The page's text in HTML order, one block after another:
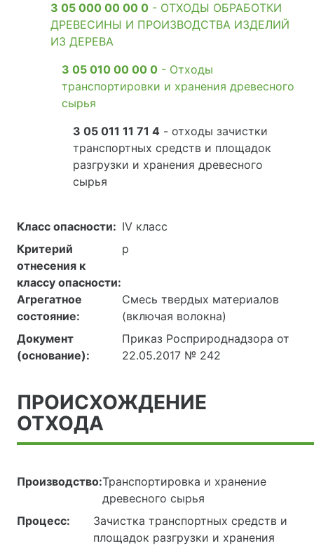
3 05 000 00 00 0 - ОТХОДЫ ОБРАБОТКИ
ДРЕВЕСИНЫ И ПРОИЗВОДСТВА ИЗДЕЛИЙ
ИЗ ДЕРЕВА
3 05 010 00 00 0 - Отходы
транспортировки и хранения древесного
сырья
3 05 011 11 71 4 - отходы зачистки
транспортных средств и площадок
разгрузки и хранения древесного
сырья
Класс опасности: IV класс
Критерий
отнесения к
классу опасности:
р
Агрегатное
состояние:
Смесь твердых материалов
(включая волокна)
Документ
(основание):
Приказ Росприроднадзора от
22.05.2017 № 242
ПРОИСХОЖДЕНИЕ
ОТХОДА
Производство:Транспортировка и хранение
древесного сырья
Процесс:
Зачистка транспортных средств и
площадок разгрузки и хранения